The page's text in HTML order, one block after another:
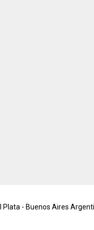
Plata - Buenos Aires